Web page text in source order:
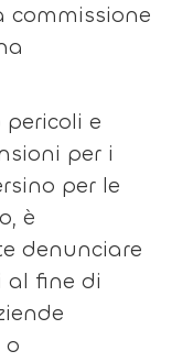
commissione
e
per i
per le
è
denunciare
fine di
o